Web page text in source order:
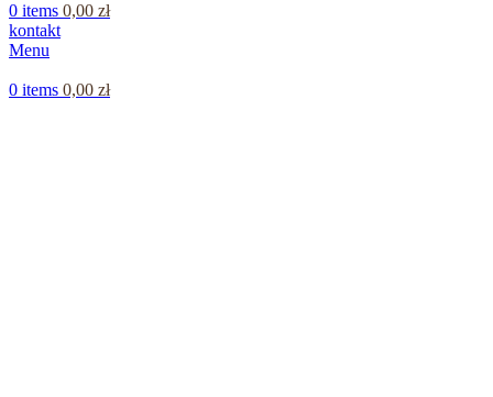
0 items 0,00 zł
kontakt
Menu
0 items 0,00 zł